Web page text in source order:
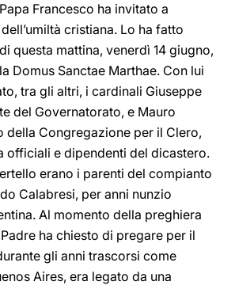
Francesco ha invitato a
cristiana. Lo ha fatto
questa mattina, venerdì 14 giugno,
Domus Sanctae Marthae. Con lui
tra gli altri, i cardinali Giuseppe
del Governatorato, e Mauro
della Congregazione per il Clero,
officiali e dipendenti del dicastero.
erano i parenti del compianto
Calabresi, per anni nunzio
Al momento della preghiera
ha chiesto di pregare per il
gli anni trascorsi come
Aires, era legato da una